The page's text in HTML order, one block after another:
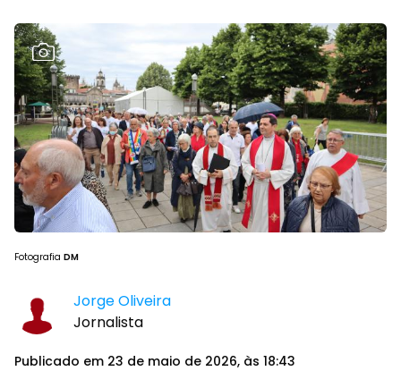
Ver Galeria
Fotografia DM
Jorge Oliveira
Jornalista
Publicado em 23 de maio de 2026, às 18:43